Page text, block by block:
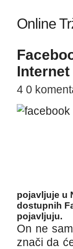
Online
4 0
pojavljuje u
dostupnih
pojavljuju.
On ne
znači da